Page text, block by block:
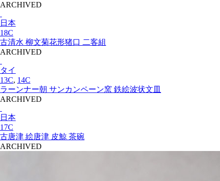
ARCHIVED
日本
18C
古清水 柳文菊花形猪口 二客組
ARCHIVED
タイ
13C, 14C
ラーンナー朝 サンカンペーン窯 鉄絵波状文皿
ARCHIVED
日本
17C
古唐津 絵唐津 皮鯨 茶碗
ARCHIVED